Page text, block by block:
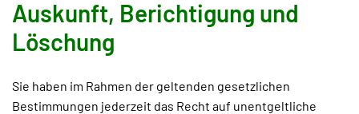
Auskunft, Berichtigung und
Löschung
Sie haben im Rahmen der geltenden gesetzlichen
Bestimmungen jederzeit das Recht auf unentgeltliche